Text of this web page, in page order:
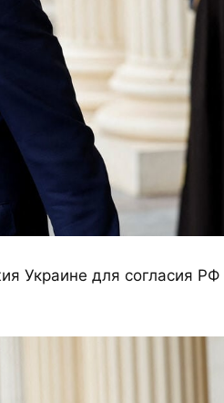
Украине для согласия РФ